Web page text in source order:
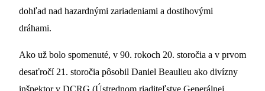
dohľad nad hazardnými zariadeniami a dostihovými
dráhami.
Ako už bolo spomenuté, v 90. rokoch 20. storočia a v prvom
desaťročí 21. storočia pôsobil Daniel Beaulieu ako divízny